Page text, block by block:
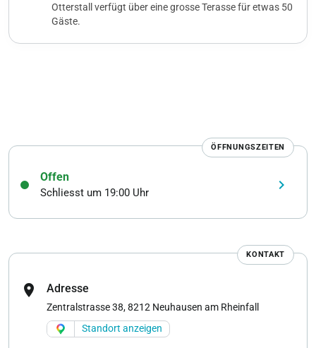
Otterstall verfügt über eine grosse Terasse für etwas 50
Gäste.
ÖFFNUNGSZEITEN
Offen
Schliesst um 19:00 Uhr keyboard_arrow_right
KONTAKT
location_on Adresse
Zentralstrasse 38, 8212 Neuhausen am Rheinfall
Standort anzeigen